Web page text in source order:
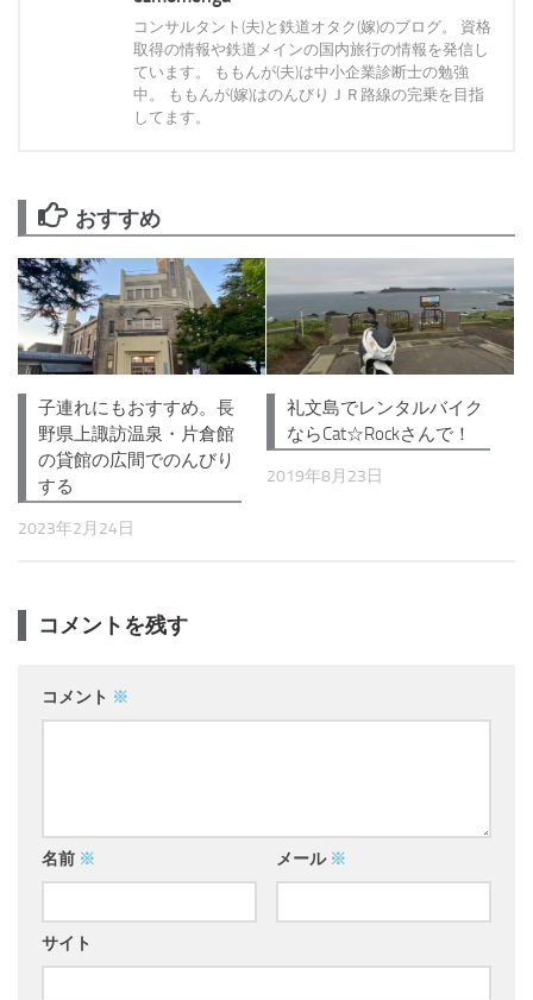
コンサルタント(夫)と鉄道オタク(嫁)のブログ。 資格
取得の情報や鉄道メインの国内旅行の情報を発信し
ています。 ももんが(夫)は中小企業診断士の勉強
中。 ももんが(嫁)はのんびりＪＲ路線の完乗を目指
してます。
おすすめ
子連れにもおすすめ。長
野県上諏訪温泉・片倉館
の貸館の広間でのんびり
する
2023年2月24日
礼文島でレンタルバイク
ならCat☆Rockさんで！
2019年8月23日
コメントを残す
コメント ※
名前 ※ メール ※
サイト